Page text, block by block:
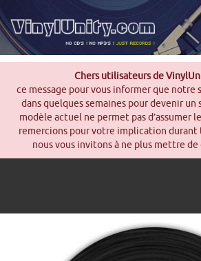
Chers utilisateurs de
ce message pour vous informer que
dans quelques semaines pour devenir un
modèle actuel ne permet pas d’assumer
remercions pour votre implication durant
nous vous invitons à ne plus mettre de